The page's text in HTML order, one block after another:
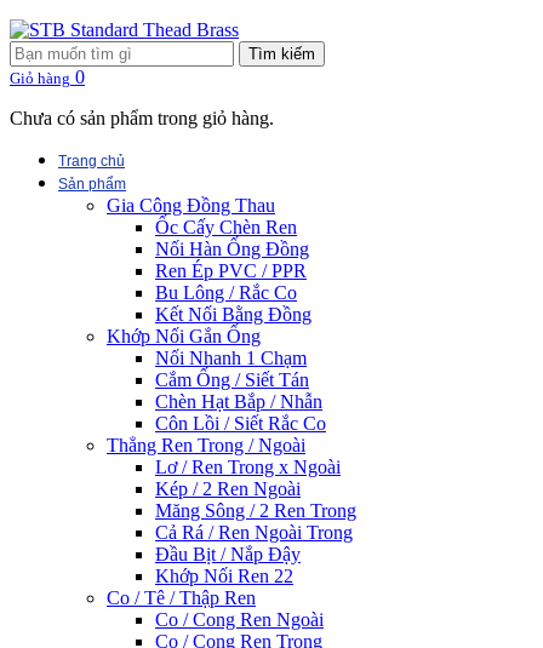
Tìm kiếm
Giỏ hàng 0
Chưa có sản phẩm trong giỏ hàng.
Trang chủ
Sản phẩm
Gia Công Đồng Thau
Ốc Cấy Chèn Ren
Nối Hàn Ống Đồng
Ren Ép PVC / PPR
Bu Lông / Rắc Co
Kết Nối Bằng Đồng
Khớp Nối Gắn Ống
Nối Nhanh 1 Chạm
Cắm Ống / Siết Tán
Chèn Hạt Bắp / Nhẫn
Côn Lồi / Siết Rắc Co
Thẳng Ren Trong / Ngoài
Lơ / Ren Trong x Ngoài
Kép / 2 Ren Ngoài
Măng Sông / 2 Ren Trong
Cả Rá / Ren Ngoài Trong
Đầu Bịt / Nắp Đậy
Khớp Nối Ren 22
Co / Tê / Thập Ren
Co / Cong Ren Ngoài
Co / Cong Ren Trong